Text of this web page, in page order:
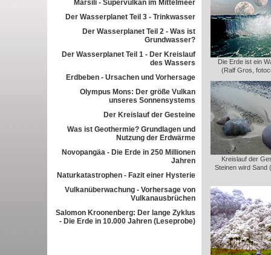
Marsili - Supervulkan im Mittelmeer
Der Wasserplanet Teil 3 - Trinkwasser
Der Wasserplanet Teil 2 - Was ist
Grundwasser?
Der Wasserplanet Teil 1 - Der Kreislauf
des Wassers
Erdbeben - Ursachen und Vorhersage
Olympus Mons: Der größe Vulkan
unseres Sonnensystems
Der Kreislauf der Gesteine
Was ist Geothermie? Grundlagen und
Nutzung der Erdwärme
Novopangäa - Die Erde in 250 Millionen
Jahren
Naturkatastrophen - Fazit einer Hysterie
Vulkanüberwachung - Vorhersage von
Vulkanausbrüchen
Salomon Kroonenberg: Der lange Zyklus
- Die Erde in 10.000 Jahren (Leseprobe)
Die Erde ist ein
(Ralf Gros,
Kreislauf der
Steinen wird Sand